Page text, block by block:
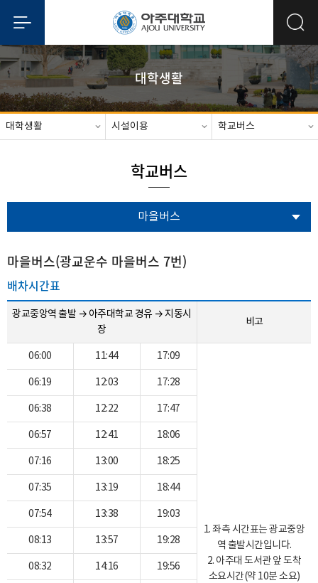
대학생활
대학생활 시설이용 학교버스
학교버스
마을버스
마을버스(광교운수 마을버스 7번)
배차시간표
광교중앙역 출발 → 아주대학교 경유 → 지동시
장
비고
06:00 11:44 17:09
1. 좌측 시간표는 광교중앙
역 출발시간입니다.
2. 아주대 도서관 앞 도착
소요시간(약 10분 소요)
06:19 12:03 17:28
06:38 12:22 17:47
06:57 12:41 18:06
07:16 13:00 18:25
07:35 13:19 18:44
07:54 13:38 19:03
08:13 13:57 19:28
08:32 14:16 19:56